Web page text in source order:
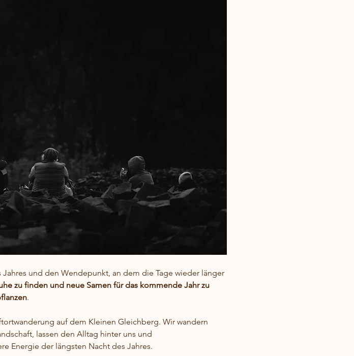
und den Wendepunkt, an dem die Tage wieder länger
zu finden und neue Samen für das kommende Jahr zu
.
auf dem Kleinen Gleichberg. Wir wandern
lassen den Alltag hinter uns und
Energie der längsten Nacht des Jahres.